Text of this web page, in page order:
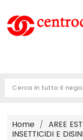
Home
AREE
INSETTICIDI E